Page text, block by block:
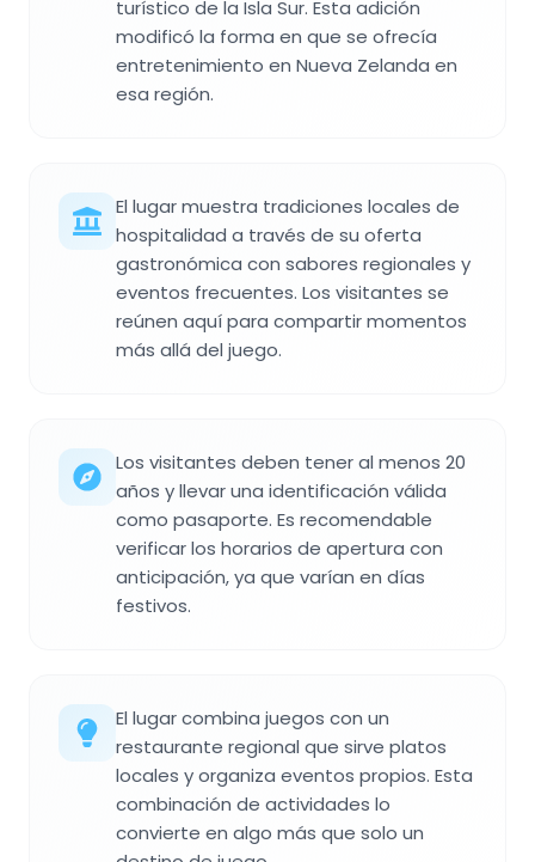
turístico de la Isla Sur. Esta adición
modificó la forma en que se ofrecía
entretenimiento en Nueva Zelanda en
esa región.
El lugar muestra tradiciones locales de
hospitalidad a través de su oferta
gastronómica con sabores regionales y
eventos frecuentes. Los visitantes se
reúnen aquí para compartir momentos
más allá del juego.
Los visitantes deben tener al menos 20
años y llevar una identificación válida
como pasaporte. Es recomendable
verificar los horarios de apertura con
anticipación, ya que varían en días
festivos.
El lugar combina juegos con un
restaurante regional que sirve platos
locales y organiza eventos propios. Esta
combinación de actividades lo
convierte en algo más que solo un